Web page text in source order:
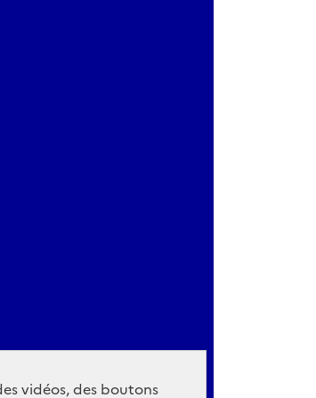
vidéos, des boutons